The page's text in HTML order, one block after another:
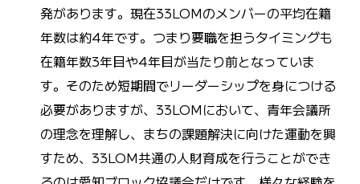
発があります。現在33LOMのメンバーの平均在籍
年数は約4年です。つまり要職を担うタイミングも
在籍年数3年目や4年目が当たり前となっていま
す。そのため短期間でリーダーシップを身につける
必要がありますが、33LOMにおいて、青年会議所
の理念を理解し、まちの課題解決に向けた運動を興
すため、33LOM共通の人財育成を行うことができ